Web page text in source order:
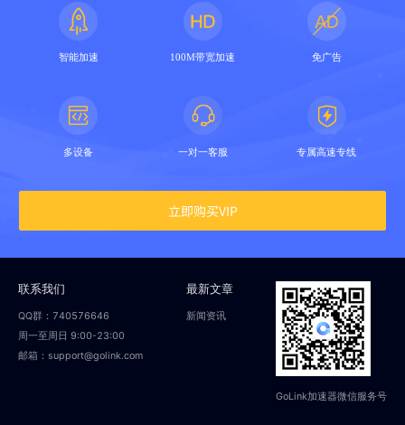
智能加速 100M带宽加速 免广告
多设备 一对一客服 专属高速专线
立即购买VIP
联系我们
QQ群：740576646
周一至周日 9:00-23:00
邮箱：support@golink.com
最新文章
新闻资讯
GoLink加速器微信服务号